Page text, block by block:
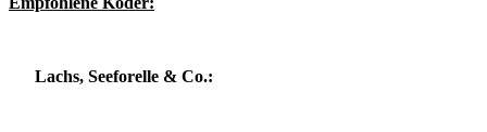
Lachs, Seeforelle & Co.: